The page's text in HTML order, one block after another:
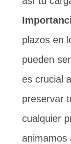
plazos en
pueden
es crucial
preservar
cualquier
animamos